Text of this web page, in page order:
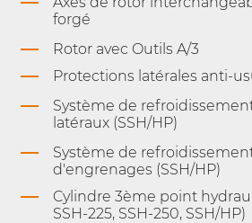
forgé
Rotor avec Outils A/3
Protections latérales anti-
Système de
latéraux (SSH/HP)
Système de
d'engrenages (SSH/HP)
Cylindre 3ème point
SSH-225, SSH-250, SSH/HP)